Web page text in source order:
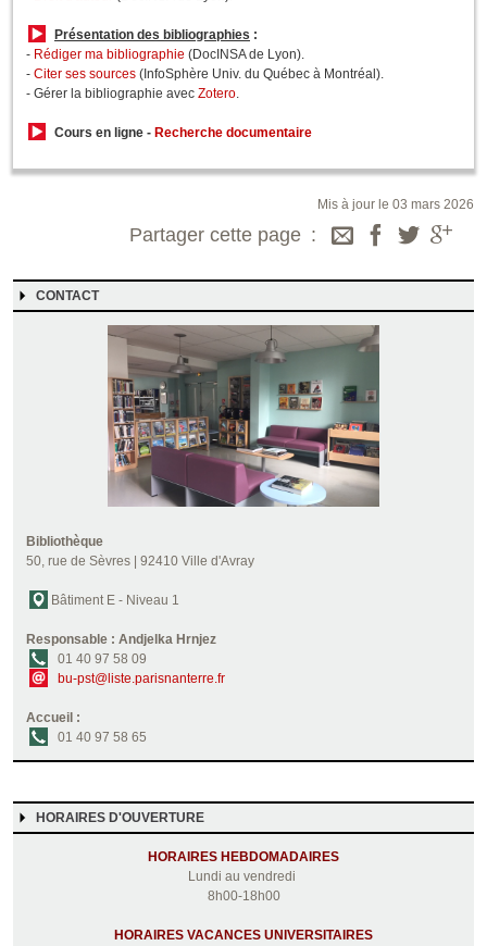
Présentation des bibliographies :
- Rédiger ma bibliographie (DocINSA de Lyon).
- Citer ses sources (InfoSphère Univ. du Québec à Montréal).
- Gérer la bibliographie avec Zotero.
Cours en ligne - Recherche documentaire
Mis à jour le 03 mars 2026
Partager cette page
CONTACT
Bibliothèque
50, rue de Sèvres | 92410 Ville d'Avray
Bâtiment E - Niveau 1
Responsable : Andjelka Hrnjez
01 40 97 58 09
bu-pst@liste.parisnanterre.fr
Accueil :
01 40 97 58 65
HORAIRES D'OUVERTURE
HORAIRES HEBDOMADAIRES
Lundi au vendredi
8h00-18h00
HORAIRES VACANCES UNIVERSITAIRES